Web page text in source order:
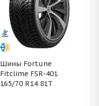
Шины Fortune
Fitclime FSR-401
165/70 R14 81T